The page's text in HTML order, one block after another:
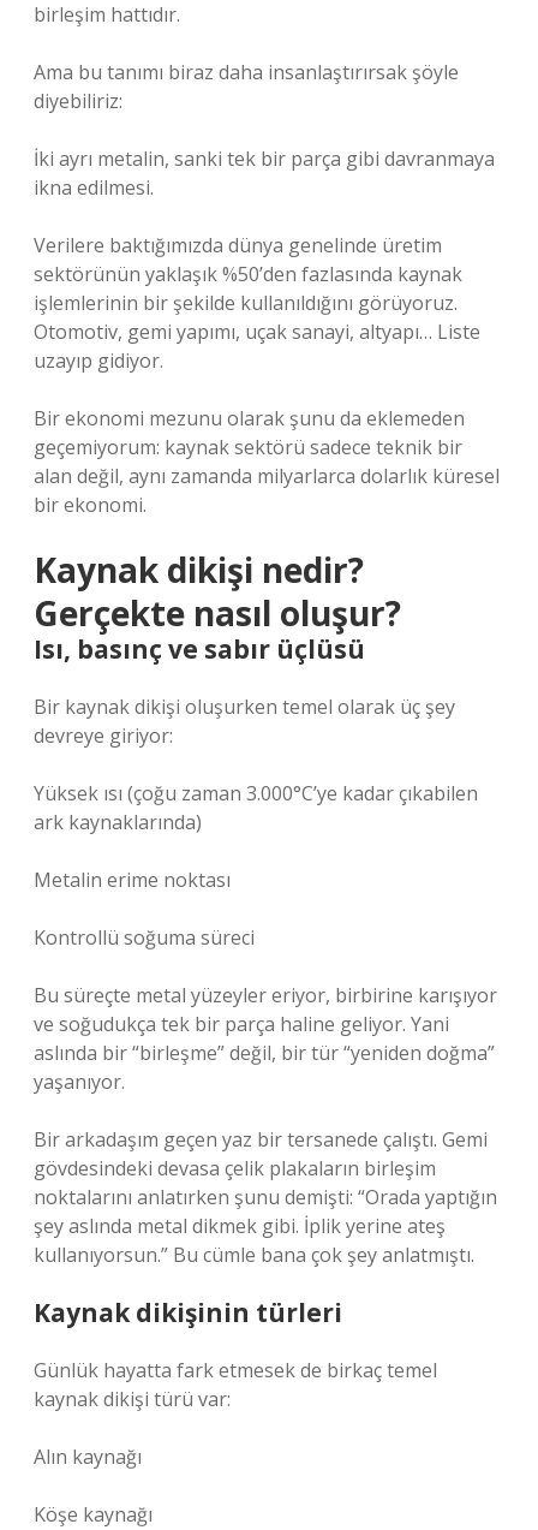
birleşim hattıdır.
Ama bu tanımı biraz daha insanlaştırırsak şöyle
diyebiliriz:
İki ayrı metalin, sanki tek bir parça gibi davranmaya
ikna edilmesi.
Verilere baktığımızda dünya genelinde üretim
sektörünün yaklaşık %50’den fazlasında kaynak
işlemlerinin bir şekilde kullanıldığını görüyoruz.
Otomotiv, gemi yapımı, uçak sanayi, altyapı… Liste
uzayıp gidiyor.
Bir ekonomi mezunu olarak şunu da eklemeden
geçemiyorum: kaynak sektörü sadece teknik bir
alan değil, aynı zamanda milyarlarca dolarlık küresel
bir ekonomi.
Kaynak dikişi nedir?
Gerçekte nasıl oluşur?
Isı, basınç ve sabır üçlüsü
Bir kaynak dikişi oluşurken temel olarak üç şey
devreye giriyor:
Yüksek ısı (çoğu zaman 3.000°C’ye kadar çıkabilen
ark kaynaklarında)
Metalin erime noktası
Kontrollü soğuma süreci
Bu süreçte metal yüzeyler eriyor, birbirine karışıyor
ve soğudukça tek bir parça haline geliyor. Yani
aslında bir “birleşme” değil, bir tür “yeniden doğma”
yaşanıyor.
Bir arkadaşım geçen yaz bir tersanede çalıştı. Gemi
gövdesindeki devasa çelik plakaların birleşim
noktalarını anlatırken şunu demişti: “Orada yaptığın
şey aslında metal dikmek gibi. İplik yerine ateş
kullanıyorsun.” Bu cümle bana çok şey anlatmıştı.
Kaynak dikişinin türleri
Günlük hayatta fark etmesek de birkaç temel
kaynak dikişi türü var:
Alın kaynağı
Köşe kaynağı